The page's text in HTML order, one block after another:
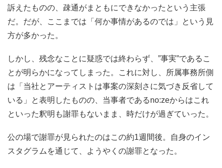
訴えたものの、疎通がまともにできなかったという主張
だ。だが、ここまでは「何か事情があるのでは」という見
方が多かった。
しかし、残念なことに疑惑では終わらず、”事実”であるこ
とが明らかになってしまった。これに対し、所属事務所側
は「当社とアーティストは事案の深刻さに気づき反省して
いる」と表明したものの、当事者であるno:zeからはこれ
といった釈明も謝罪もないまま、時だけが過ぎていった。
公の場で謝罪が見られたのはこの約1週間後。自身のイン
スタグラムを通じて、ようやくの謝罪となった。